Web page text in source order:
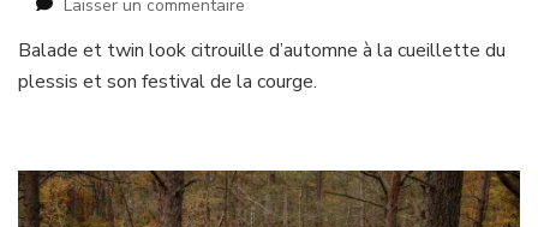
Laisser un commentaire
Sisters
Party
Balade et twin look citrouille d’automne à la cueillette du
plessis et son festival de la courge.